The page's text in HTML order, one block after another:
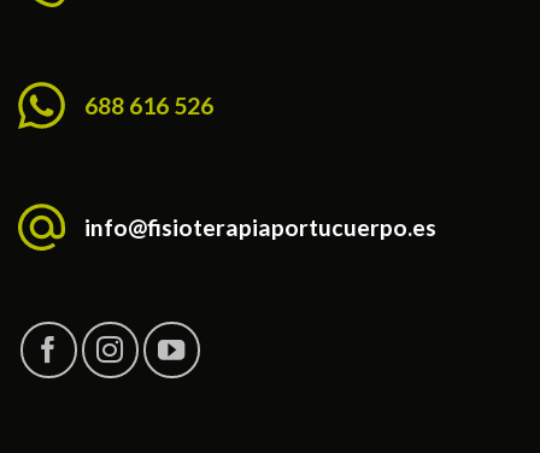
688 616 526
info@fisioterapiaportucuerpo.es